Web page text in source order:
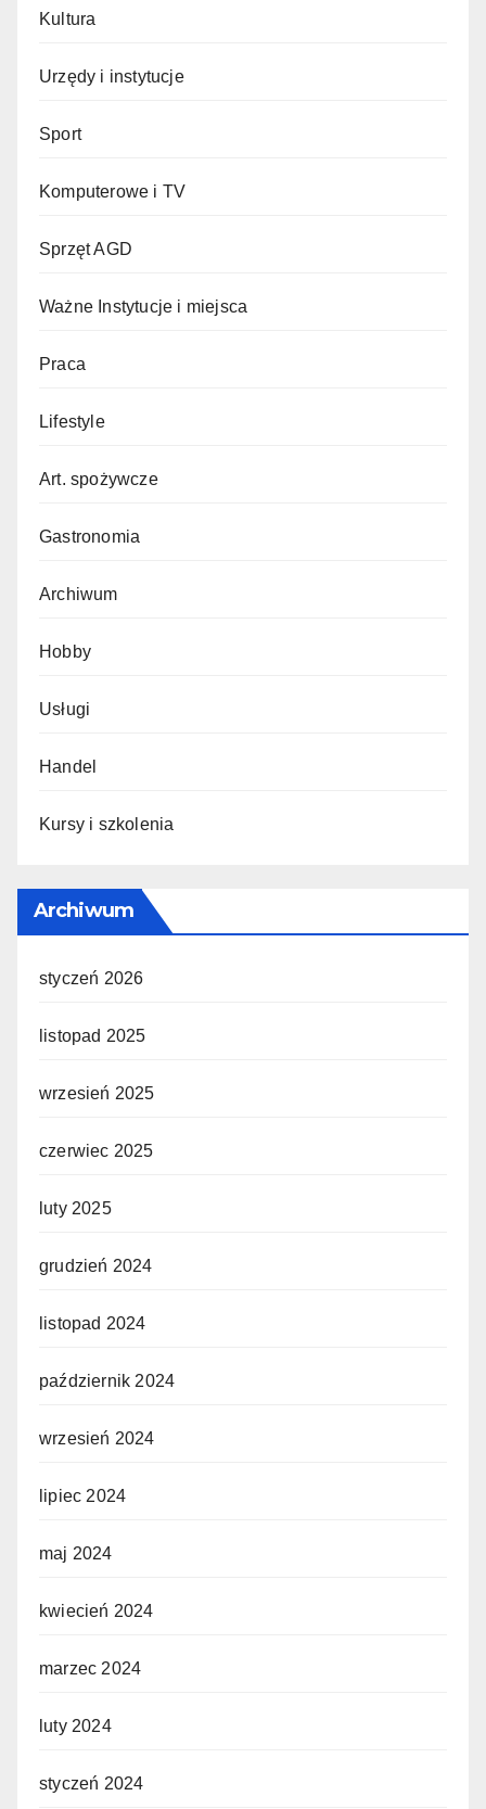
Kultura
Urzędy i instytucje
Sport
Komputerowe i TV
Sprzęt AGD
Ważne Instytucje i miejsca
Praca
Lifestyle
Art. spożywcze
Gastronomia
Archiwum
Hobby
Usługi
Handel
Kursy i szkolenia
Archiwum
styczeń 2026
listopad 2025
wrzesień 2025
czerwiec 2025
luty 2025
grudzień 2024
listopad 2024
październik 2024
wrzesień 2024
lipiec 2024
maj 2024
kwiecień 2024
marzec 2024
luty 2024
styczeń 2024